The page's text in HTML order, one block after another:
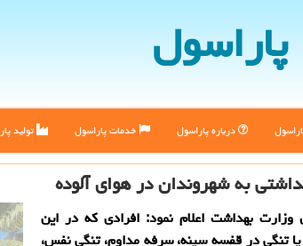
پاراسول
درباره پاراسول خدمات پاراسول تولید
به شهروندان در هوای آلوده
بهداشت اعلام نمود: افرادی كه در این
تنگی در قفسه سینه، سرفه مداوم، تنگی نفس،